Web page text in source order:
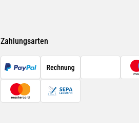
Zahlungsarten